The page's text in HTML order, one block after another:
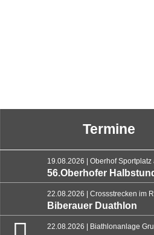
Termine
19.08.2026 | Oberhof Sportplatz
56.Oberhofer
22.08.2026 | Crossstrecken im
Biberauer Duathlon
22.08.2026 | Biathlonanlage